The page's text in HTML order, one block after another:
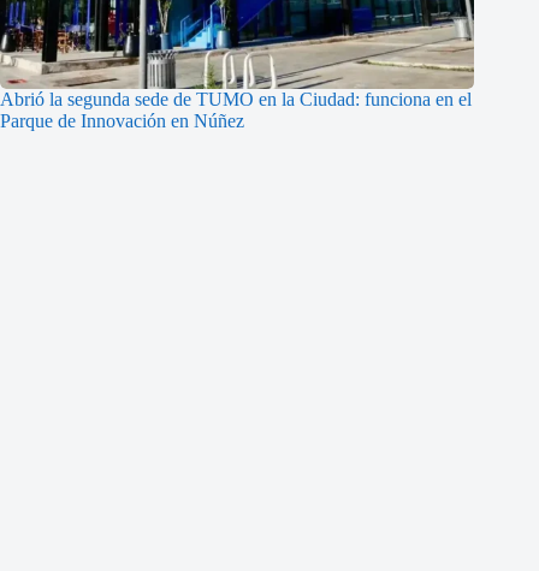
Abrió la segunda sede de TUMO en la Ciudad: funciona en el
Parque de Innovación en Núñez